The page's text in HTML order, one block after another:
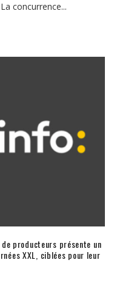
concurrence...
producteurs présente un
XXL, ciblées pour leur